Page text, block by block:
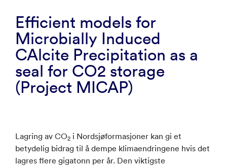
Efficient models for
Microbially Induced
CAlcite Precipitation as a
seal for CO2 storage
(Project MICAP)
Lagring av CO2 i Nordsjøformasjoner kan gi et
betydelig bidrag til å dempe klimaendringene hvis det
lagres flere gigatonn per år. Den viktigste